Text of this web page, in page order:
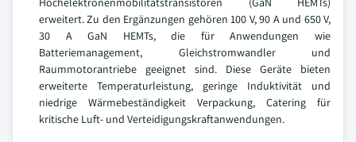
erweitert. Zu den Ergänzungen gehören 100 V, 90 A und 650 V,
30 A GaN HEMTs, die für Anwendungen wie
Batteriemanagement, Gleichstromwandler und
Raummotorantriebe geeignet sind. Diese Geräte bieten
erweiterte Temperaturleistung, geringe Induktivität und
niedrige Wärmebeständigkeit Verpackung, Catering für
kritische Luft- und Verteidigungskraftanwendungen.